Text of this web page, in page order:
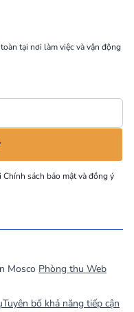
tại nơi làm việc và vận động
Chính sách bảo mậtvà đồng ý
Mosco Phòng thu Web
Tuyên bố khả năng tiếp cận